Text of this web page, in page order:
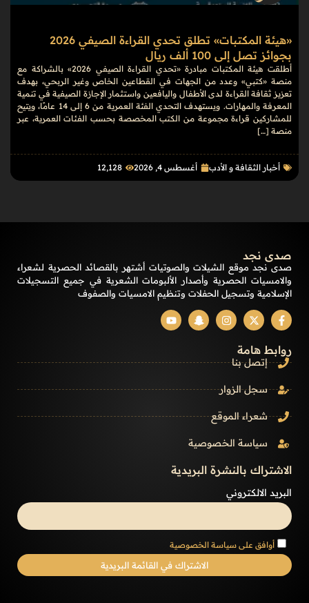
«هيئة المكتبات» تطلق تحدي القراءة الصيفي 2026
بجوائز تصل إلى 100 ألف ريال
أطلقت هيئة المكتبات مبادرة «تحدي القراءة الصيفي 2026» بالشراكة مع
منصة «كتبي» وعدد من الجهات في القطاعين الخاص وغير الربحي، بهدف
تعزيز ثقافة القراءة لدى الأطفال واليافعين واستثمار الإجازة الصيفية في تنمية
المعرفة والمهارات. ويستهدف التحدي الفئة العمرية من 6 إلى 14 عامًا، ويتيح
للمشاركين قراءة مجموعة من الكتب المخصصة بحسب الفئات العمرية، عبر
منصة […]
أخبار الثقافة و الأدب أغسطس 4, 2026 12٬128
صدى نجد
صدى نجد موقع الشيلات والصوتيات أشتهر بالقصائد الحصرية لشعراء
والامسيات الحصرية وأصدار الألبومات الشعرية في جميع التسجيلات
الإسلامية وتسجيل الحفلات وتنظيم الامسيات والصفوف
روابط هامة
إتصل بنا
سجل الزوار
شعراء الموقع
سياسة الخصوصية
الاشتراك بالنشرة البريدية
البريد الالكتروني
أوافق على سياسة الخصوصية